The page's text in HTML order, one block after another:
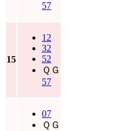
57
15
12
32
52
ＱＧ
57
07
ＱＧ